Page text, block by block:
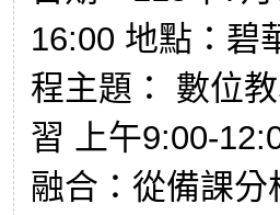
16:00 地點：碧
程主題： 數位
習 上午9:00-
融合：從備課